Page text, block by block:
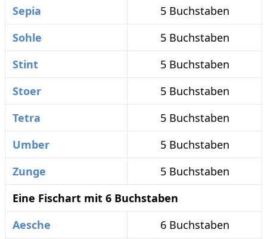
Sepia
5 Buchstaben
Sohle
5 Buchstaben
Stint
5 Buchstaben
Stoer
5 Buchstaben
Tetra
5 Buchstaben
Umber
5 Buchstaben
Zunge
5 Buchstaben
Eine Fischart mit 6 Buchstaben
Aesche
6 Buchstaben